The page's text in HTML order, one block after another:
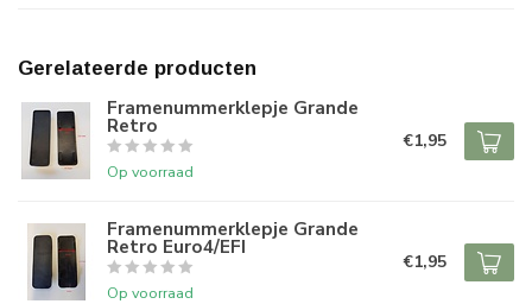
Gerelateerde producten
Framenummerklepje Grande
Retro
Op voorraad
€1,95
Framenummerklepje Grande
Retro Euro4/EFI
Op voorraad
€1,95